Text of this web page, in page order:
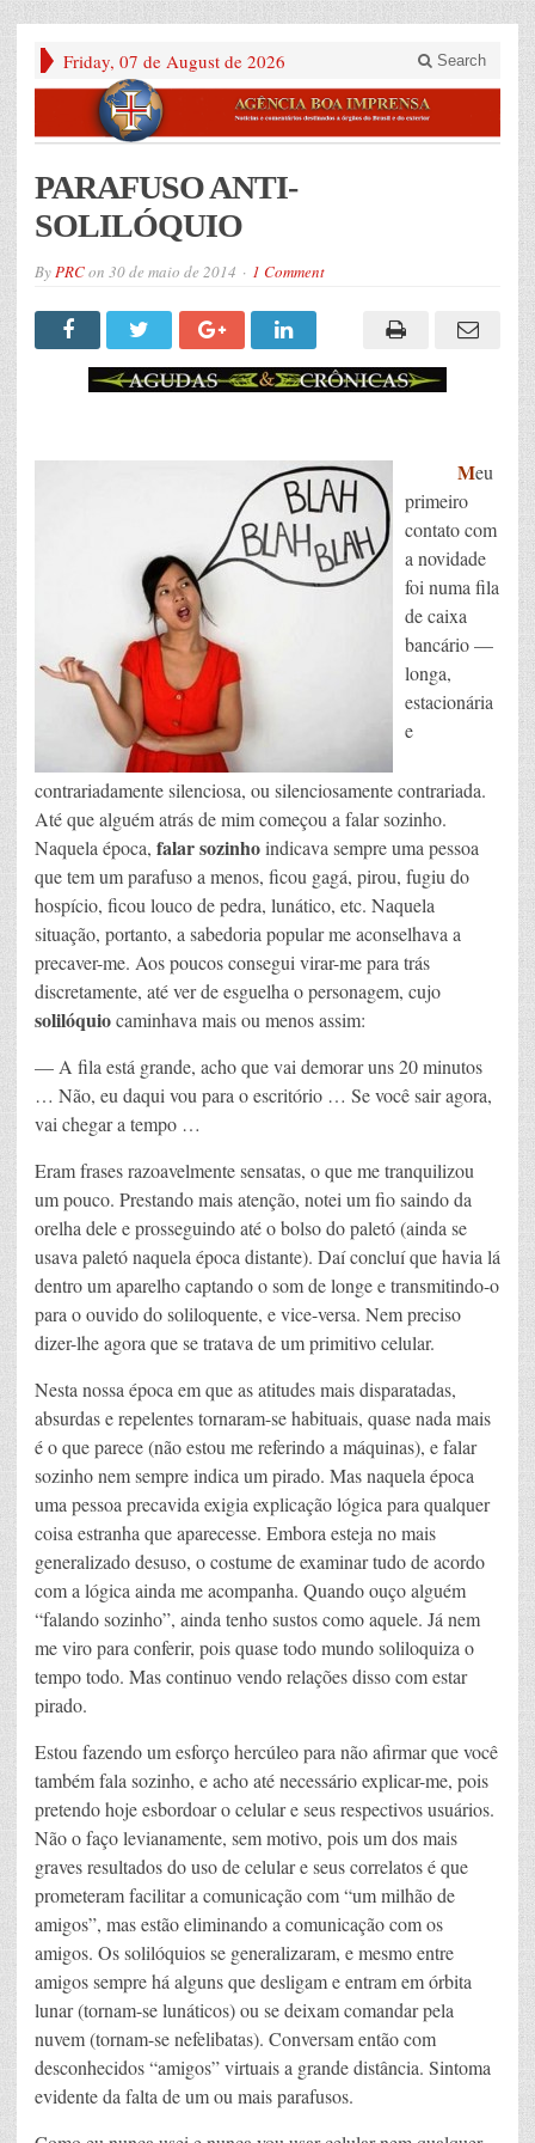
Friday, 07 de August de 2026 Search
PARAFUSO ANTI-
SOLILÓQUIO
ByPRCon 30 de maio de 2014 1 Comment
Meu
primeiro
contato com
a novidade
foi numa fila
de caixa
bancário —
longa,
estacionária
e
contrariadamente silenciosa, ou silenciosamente contrariada.
Até que alguém atrás de mim começou a falar sozinho.
Naquela época, falar sozinhoindicava sempre uma pessoa
que tem um parafuso a menos, ficou gagá, pirou, fugiu do
hospício, ficou louco de pedra, lunático, etc. Naquela
situação, portanto, a sabedoria popular me aconselhava a
precaver-me. Aos poucos consegui virar-me para trás
discretamente, até ver de esguelha o personagem, cujo
solilóquiocaminhava mais ou menos assim:
— A fila está grande, acho que vai demorar uns 20 minutos
… Não, eu daqui vou para o escritório … Se você sair agora,
vai chegar a tempo …
Eram frases razoavelmente sensatas, o que me tranquilizou
um pouco. Prestando mais atenção, notei um fio saindo da
orelha dele e prosseguindo até o bolso do paletó (ainda se
usava paletó naquela época distante). Daí concluí que havia lá
dentro um aparelho captando o som de longe e transmitindo-o
para o ouvido do soliloquente, e vice-versa. Nem preciso
dizer-lhe agora que se tratava de um primitivo celular.
Nesta nossa época em que as atitudes mais disparatadas,
absurdas e repelentes tornaram-se habituais, quase nada mais
é o que parece (não estou me referindo a máquinas), e falar
sozinho nem sempre indica um pirado. Mas naquela época
uma pessoa precavida exigia explicação lógica para qualquer
coisa estranha que aparecesse. Embora esteja no mais
generalizado desuso, o costume de examinar tudo de acordo
com a lógica ainda me acompanha. Quando ouço alguém
“falando sozinho”, ainda tenho sustos como aquele. Já nem
me viro para conferir, pois quase todo mundo soliloquiza o
tempo todo. Mas continuo vendo relações disso com estar
pirado.
Estou fazendo um esforço hercúleo para não afirmar que você
também fala sozinho, e acho até necessário explicar-me, pois
pretendo hoje esbordoar o celular e seus respectivos usuários.
Não o faço levianamente, sem motivo, pois um dos mais
graves resultados do uso de celular e seus correlatos é que
prometeram facilitar a comunicação com “um milhão de
amigos”, mas estão eliminando a comunicação com os
amigos. Os solilóquios se generalizaram, e mesmo entre
amigos sempre há alguns que desligam e entram em órbita
lunar (tornam-se lunáticos) ou se deixam comandar pela
nuvem (tornam-se nefelibatas). Conversam então com
desconhecidos “amigos” virtuais a grande distância. Sintoma
evidente da falta de um ou mais parafusos.